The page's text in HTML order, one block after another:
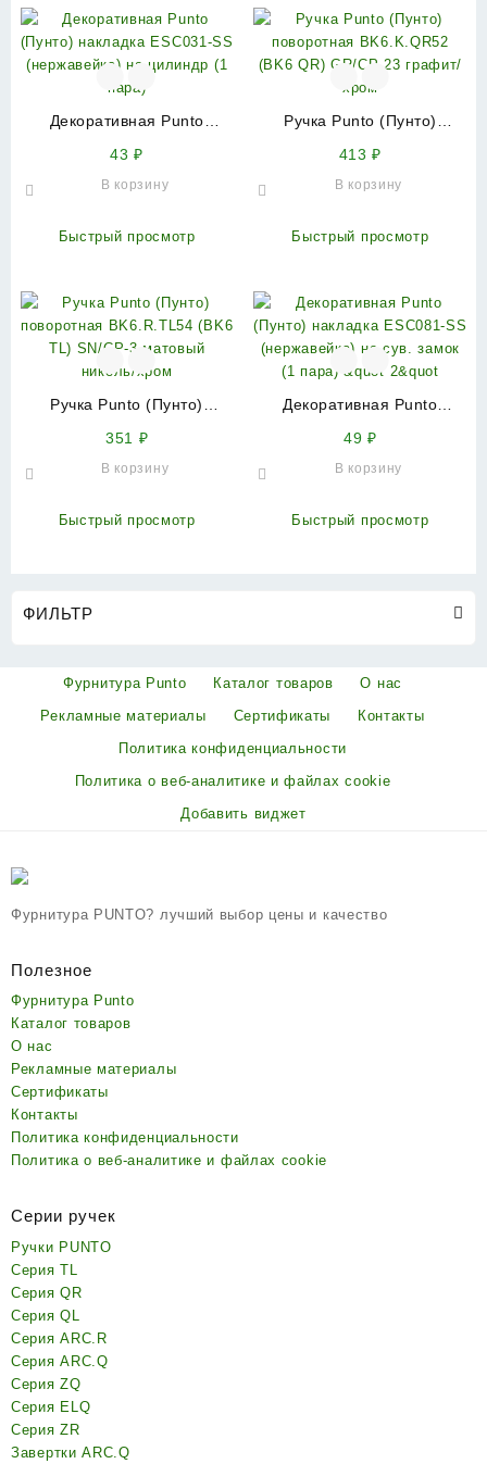
Декоративная Punto
цилиндр (1 пара)
43₽
В корзину
Быстрый просмотр
Ручка Punto (Пунто)
графит/хром
413₽
В корзину
Быстрый просмотр
Ручка Punto (Пунто)
никель/хром
351 ₽
В корзину
Быстрый просмотр
Декоративная Punto
замок (1 пара) &quot
49₽
В корзину
Быстрый просмотр
ФИЛЬТР
Фурнитура Punto Каталог товаров
О нас
Рекламные материалы
Сертификаты
Контакты
Политика конфиденциальности
Политика о веб-аналитике и файлах cookie
Добавить виджет
Фурнитура PUNTO? лучший выбор цены и качество
Полезное
Фурнитура Punto
Каталог товаров
О нас
Рекламные материалы
Сертификаты
Контакты
Политика конфиденциальности
Политика о веб-аналитике и файлах cookie
Серии ручек
Ручки PUNTO
Серия TL
Серия QR
Серия QL
Серия ARC.R
Серия ARC.Q
Серия ZQ
Серия ELQ
Серия ZR
Завертки ARC.Q